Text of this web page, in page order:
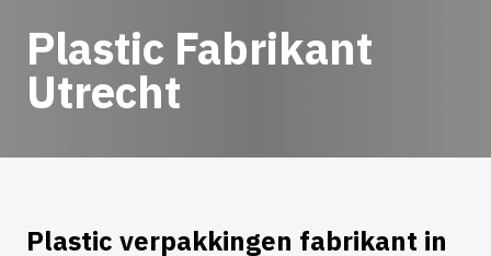
Kennisbank Contact
Plastic Fabrikant
Utrecht
Plastic verpakkingen fabrikant in